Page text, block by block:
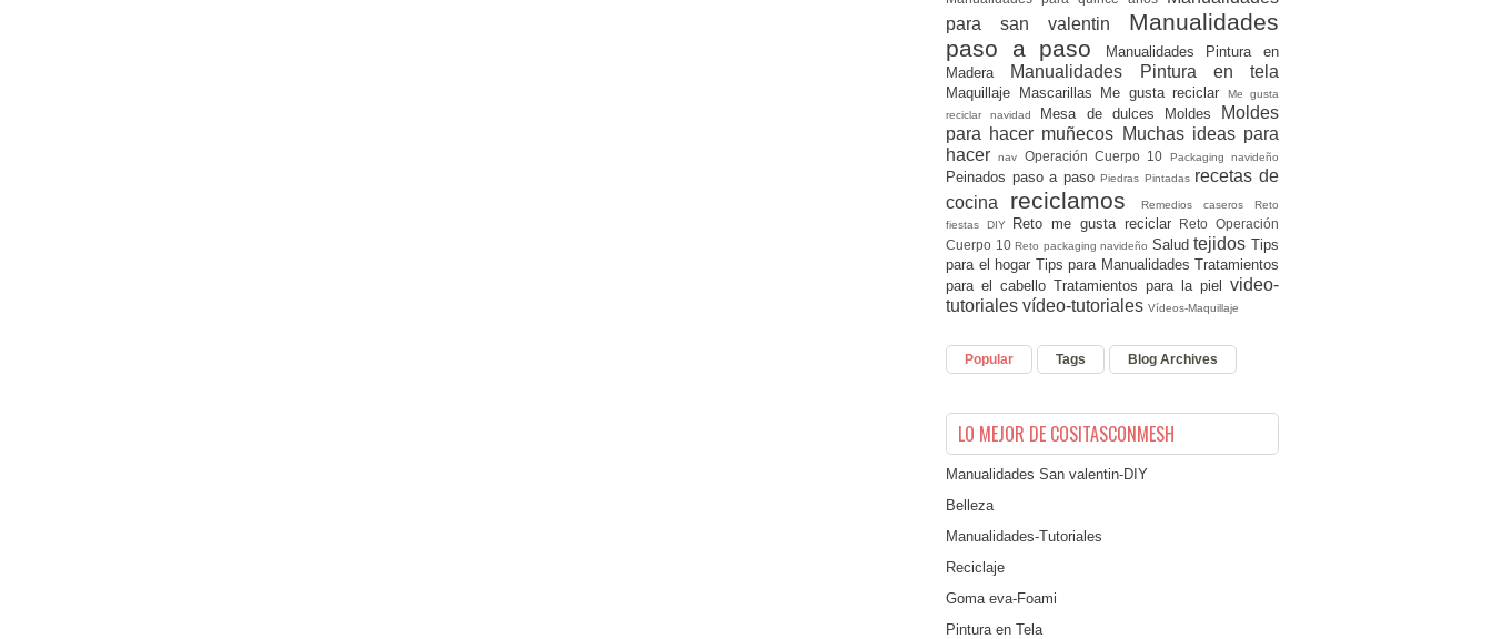
para san valentin Manualidades
paso a paso
Manualidades Pintura en
Madera
Manualidades Pintura en tela
Maquillaje Mascarillas Me gusta reciclar
Me gusta
reciclar navidad Mesa de dulces Moldes
Moldes
para hacer muñecos Muchas ideas para
hacernav Operación Cuerpo 10 Packaging navideño
Peinados paso a pasoPiedras Pintadas recetas de
cocina reciclamos Remedios caseros Reto
fiestas DIY Reto me gusta reciclar
Reto Operación
Cuerpo 10Reto packaging navideño SaludtejidosTips
para el hogar Tips para Manualidades Tratamientos
para el cabello Tratamientos para la piel video-
tutoriales vídeo-tutoriales Vídeos-Maquillaje
Popular Tags Blog Archives
LO MEJOR DE COSITASCONMESH
Manualidades San valentin-DIY
Belleza
Manualidades-Tutoriales
Reciclaje
Goma eva-Foami
Pintura en Tela